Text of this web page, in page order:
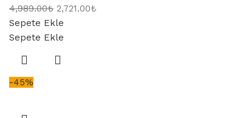
4,989.00₺ 2,721.00₺
Sepete Ekle
Sepete Ekle
-45%